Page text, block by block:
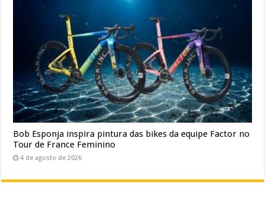
Bob Esponja inspira pintura das bikes da equipe Factor no
Tour de France Feminino
4 de agosto de 2026